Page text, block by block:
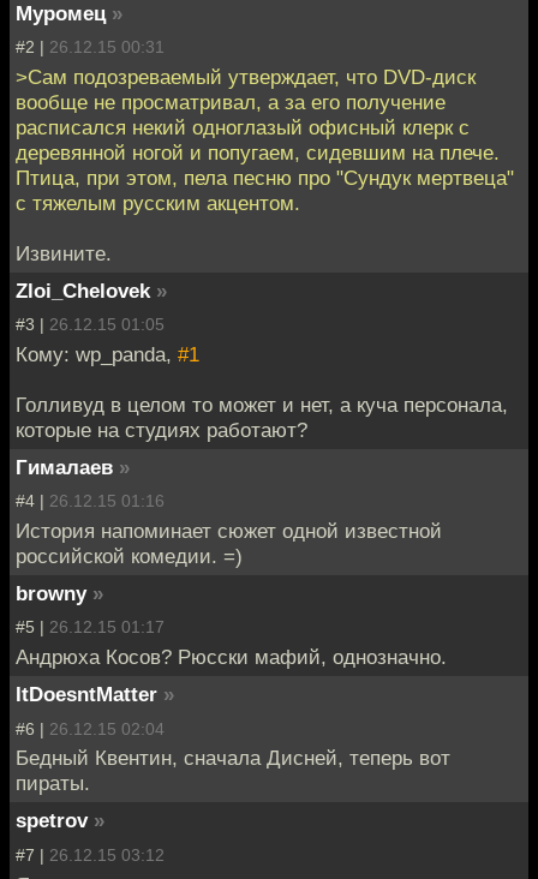
Муромец »
#2 | 26.12.15 00:31
>Сам подозреваемый утверждает, что DVD-диск
вообще не просматривал, а за его получение
расписался некий одноглазый офисный клерк с
деревянной ногой и попугаем, сидевшим на плече.
Птица, при этом, пела песню про "Сундук мертвеца"
с тяжелым русским акцентом.
Извините.
Zloi_Chelovek »
#3 | 26.12.15 01:05
Кому: wp_panda, #1
Голливуд в целом то может и нет, а куча персонала,
которые на студиях работают?
Гималаев »
#4 | 26.12.15 01:16
История напоминает сюжет одной известной
российской комедии. =)
browny »
#5 | 26.12.15 01:17
Андрюха Косов? Рюсски мафий, однозначно.
ItDoesntMatter »
#6 | 26.12.15 02:04
Бедный Квентин, сначала Дисней, теперь вот
пираты.
spetrov »
#7 | 26.12.15 03:12